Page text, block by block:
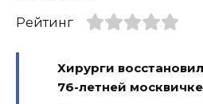
Рейтинг
Хирурги
76-летней москвичке